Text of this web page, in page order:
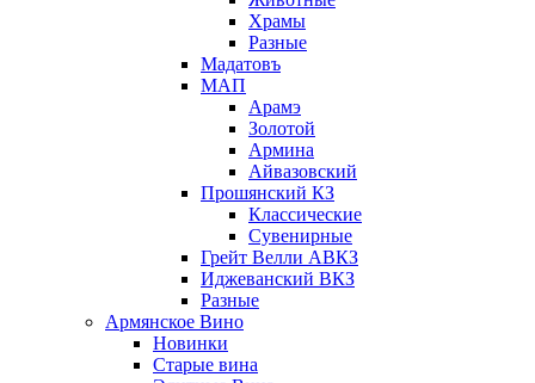
Храмы
Разные
Мадатовъ
МАП
Арамэ
Золотой
Армина
Айвазовский
Прошянский КЗ
Классические
Сувенирные
Грейт Велли АВКЗ
Иджеванский ВКЗ
Разные
Армянское Вино
Новинки
Старые вина